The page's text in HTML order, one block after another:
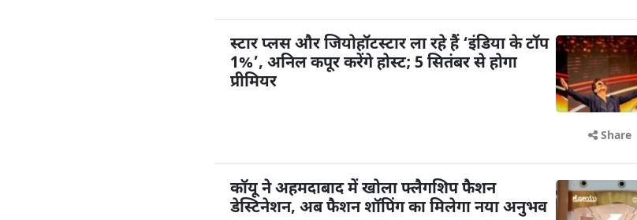
स्टार प्लस और जियोहॉटस्टार ला रहे हैं ‘इंडिया के टॉप
1%’, अनिल कपूर करेंगे होस्ट; 5 सितंबर से होगा
प्रीमियर
Share
कॉयू ने अहमदाबाद में खोला फ्लैगशिप फैशन
डेस्टिनेशन, अब फैशन शॉपिंग का मिलेगा नया अनुभव